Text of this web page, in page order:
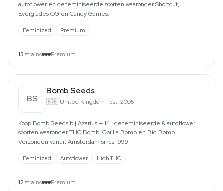
autoflower en gefeminiseerde soorten waaronder Shortcut,
Everglades OG en Candy Games.
Feminized Premium
13 strains Premium
BS
Bomb Seeds
🇬🇧 United Kingdom · est. 2005
Koop Bomb Seeds bij Azarius — 14+ gefeminiseerde & autoflower
soorten waaronder THC Bomb, Gorilla Bomb en Big Bomb.
Verzonden vanuit Amsterdam sinds 1999.
Feminized Autoflower High THC
12 strains Premium